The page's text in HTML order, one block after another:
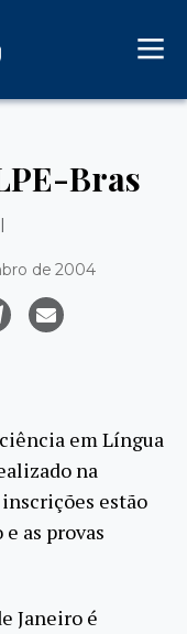
Bras
de 2004
em Língua
na
inscrições estão
as provas
Janeiro é